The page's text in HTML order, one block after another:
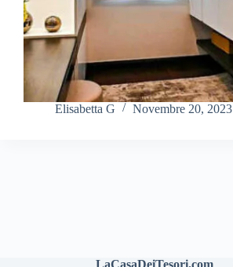
Elisabetta G Novembre 20, 2023
LaCasaDeiTesori.com